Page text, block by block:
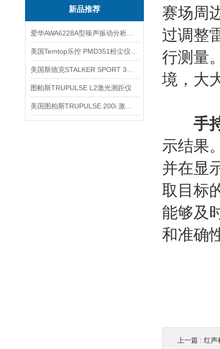
新品推荐
图帕斯TRUPULSE L2激光测距仪
赛场周
过调整
行测量
境，大
手
示结果
并在显
取目标
能够及
和准确
上一篇 : 红声